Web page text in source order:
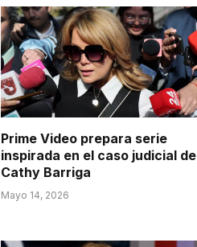
Prime Video prepara serie
inspirada en el caso judicial de
Cathy Barriga
Mayo 14, 2026